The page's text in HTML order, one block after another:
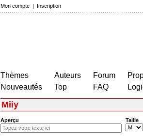
Mon compte | Inscription
Thèmes
Nouveautés
Auteurs
Top
Forum
FAQ
Miiy
Aperçu Taille